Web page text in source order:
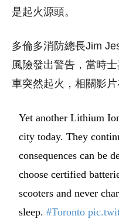
是起火源頭。
多倫多消防總長Jim
風險發出警告，當時
車突然起火，相關影片
Yet another Lithium
city today. They
consequences can be
choose certified
scooters and never
sleep.#Toronto